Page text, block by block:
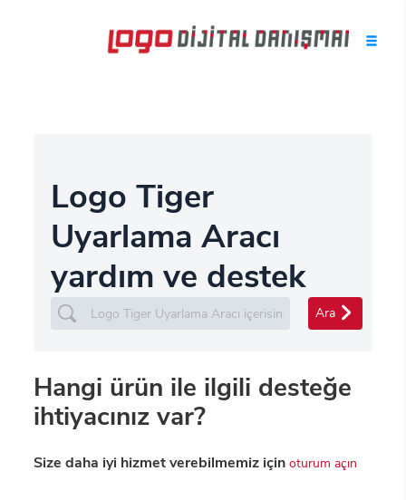
Logo Tiger
Uyarlama Aracı
yardım ve destek
Ara
Hangi ürün ile ilgili desteğe
ihtiyacınız var?
Size daha iyi hizmet verebilmemiz içinoturum açın